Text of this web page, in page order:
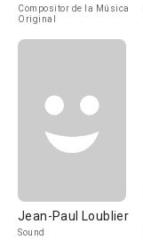
Compositor de la Música
Original
Jean-Paul Loublier
Sound